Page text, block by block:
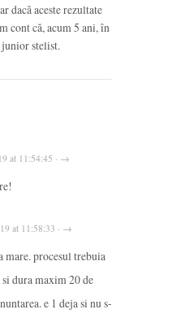
dacă aceste rezultate
cont că, acum 5 ani, în
junior stelist.
at 11:54:45 · →
at 11:58:33 · →
mare. procesul trebuia
dura maxim 20 de
e 1 deja si nu s-